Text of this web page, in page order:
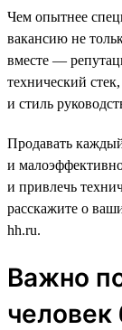
Чем опытнее
вакансию не
вместе —
технический
и стиль
Продавать
и
и привлечь
расскажите о
hh.ru.
Важно
человек